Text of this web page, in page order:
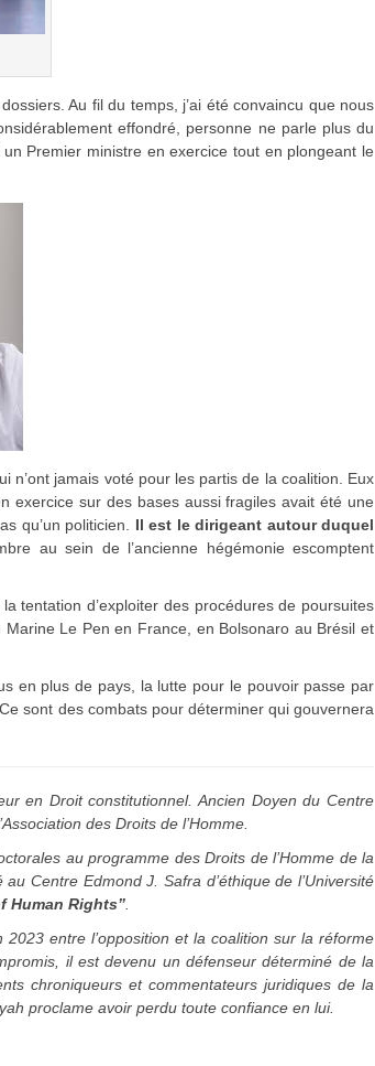
Au fil du temps, j’ai été convaincu que nous
effondré, personne ne parle plus du
Premier ministre en exercice tout en plongeant le
n’ont jamais voté pour les partis de la coalition. Eux
exercice sur des bases aussi fragiles avait été une
qu’un politicien. Il est le dirigeant autour duquel
au sein de l’ancienne hégémonie escomptent
tentation d’exploiter des procédures de poursuites
Le Pen en France, en Bolsonaro au Brésil et
en plus de pays, la lutte pour le pouvoir passe par
sont des combats pour déterminer qui gouvernera
en Droit constitutionnel. Ancien Doyen du Centre
des Droits de l’Homme.
au programme des Droits de l’Homme de la
Centre Edmond J. Safra d’éthique de l’Université
Human Rights”
entre l’opposition et la coalition sur la réforme
il est devenu un défenseur déterminé de la
chroniqueurs et commentateurs juridiques de la
proclame avoir perdu toute confiance en lui.